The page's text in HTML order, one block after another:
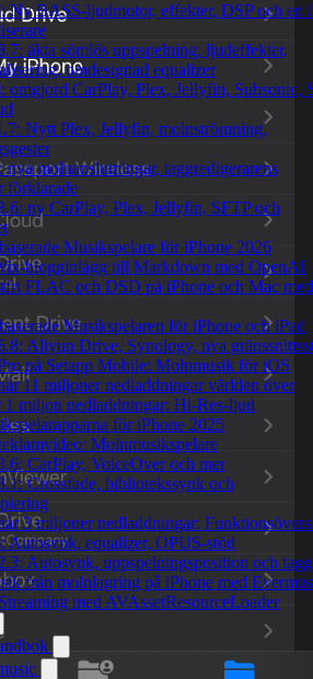
Ny BASS-ljudmotor, effekter, DSP och en
äkta sömlös uppspelning, ljudeffekter,
omdesignad equalizer
omgjord CarPlay, Plex, Jellyfin, Subsonic,
Nytt Plex, Jellyfin, molnströmning,
nya molnanslutningar, taggredigerarens
förklarade
ny CarPlay, Plex, Jellyfin, SFTP och
Musikspelare för iPhone 2026
blogginlägg till Markdown med OpenAI
FLAC och DSD på iPhone och Mac med
Musikspelaren för iPhone och iPad
Aliyun Drive, Synology, nya
på Setapp Mobile: Molnmusik för iOS
11 miljoner nedladdningar världen över
1 miljon nedladdningar: Hi-Res-ljud
för iPhone 2025
Molnmusikspelare
CarPlay, VoiceOver och mer
Crossfade, bibliotekssynk och
3 miljoner nedladdningar:
Autosynk, equalizer, OPUS-stöd
Autosynk, uppspelningsposition och
från molnlagring på iPhone med
med AVAssetResourceLoader